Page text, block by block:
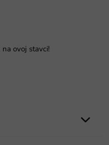
ovoj stavci!